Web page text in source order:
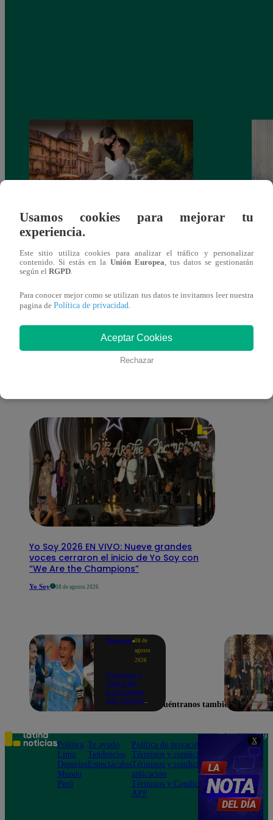
X
Latina estrenará el 28 de abril “Mi vida
eres tú”: una historia de cartas y amor que
lo cambiará todo
También te puede
Yo Soy 2026 EN VIVO: Nueve grandes
voces cerraron el inicio de Yo Soy con
“We Are the Champions”
Yo Soy 08 de agosto 2026
Deportes 08 de
agosto
2026
Partidos y
tabla de
posiciones
del Torneo
en la fecha 4
Usamos cookies para mejorar tu
experiencia.
Este sitio utiliza cookies para analizar el tráfico y personalizar
contenido. Si estás en la Unión Europea, tus datos se gestionarán
según el RGPD.
Para conocer mejor como se utilizan tus datos te invitamos leer nuestra
pagina de Política de privacidad.
Aceptar Cookies
Rechazar
Encuéntranos también en
Política
Lima
Deportes
Mundo
Perú
Te ayudo
Tendencias
Espectáculos
Política de privacidad
Términos y condiciones
Términos y condiciones
aplicación
Términos y Condiciones
APP
Teléfono: 219
Av. San
Felipe 968
Jesús María